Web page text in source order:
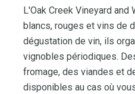
L'Oak Creek Vineyard
blancs, rouges et vins de
dégustation de vin, ils
vignobles périodiques.
fromage, des viandes et
disponibles au cas où